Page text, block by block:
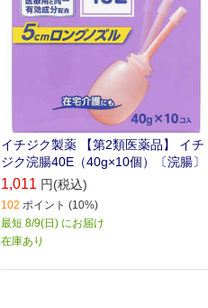
イチジク製薬 【第2類医薬品】 イチ
ジク浣腸40E（40g×10個）〔浣腸〕
1,011 円(税込)
102 ポイント (10%)
最短 8/9(日) にお届け
在庫あり